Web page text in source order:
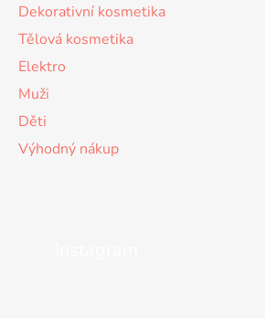
Dekorativní kosmetika
Tělová kosmetika
Elektro
Muži
Děti
Výhodný nákup